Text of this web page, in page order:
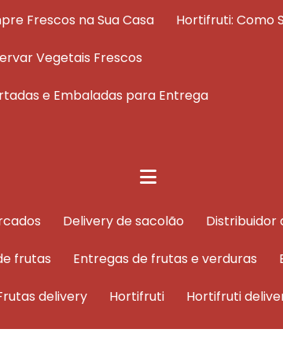
Frescos na Sua Casa Hortifruti:
Vegetais Frescos
e Embaladas para Entrega
delivery de sacolão
frutas entregas de frutas e verduras
frutas delivery hortifruti hortifruti